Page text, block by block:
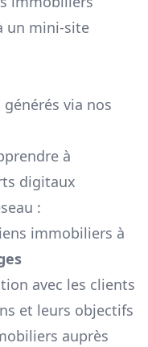
un mini-site
via nos
à
digitaux
:
immobiliers à
avec les clients
et leurs objectifs
auprès